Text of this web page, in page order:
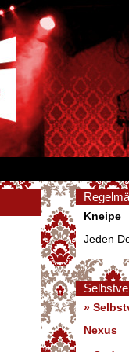
Kneipe
Jeden
»
Nexus